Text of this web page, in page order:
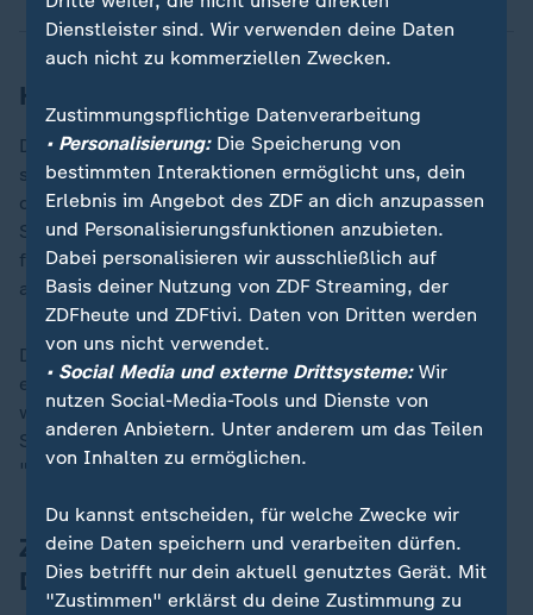
Haftbefehl könnte Reisen erschweren
Der IStGH hat keine eigene Polizei, um
seine Haftbefehle durchzusetzen, er ist deshalb auf
die Kooperation der 124 Mitgliedstaaten angewiesen.
Sie sind theoretisch verpflichtet, die Gesuchten
festzunehmen, sobald sie sich in ihrem Staatsgebiet
aufhalten.
Dies könnte Reisen von Netanjahu und Galant
erschweren. Der EU-Außenbeauftragte Josep Borrell
wies darauf hin, dass die Entscheidung des
Strafgerichtshofs für alle Vertragsstaaten bindend sei,
"also auch für alle EU-Mitgliedsstaaten".
ZDF-Korrespondent: "Riesiges
Dilemma" für Deutschland
Dienstleister sind. Wir verwenden deine Daten
auch nicht zu kommerziellen Zwecken.
Zustimmungspflichtige Datenverarbeitung
• Personalisierung:Die Speicherung von
bestimmten Interaktionen ermöglicht uns, dein
Erlebnis im Angebot des ZDF an dich anzupassen
und Personalisierungsfunktionen anzubieten.
Dabei personalisieren wir ausschließlich auf
Basis deiner Nutzung von ZDF Streaming, der
ZDFheute und ZDFtivi. Daten von Dritten werden
von uns nicht verwendet.
• Social Media und externe Drittsysteme:Wir
nutzen Social-Media-Tools und Dienste von
anderen Anbietern. Unter anderem um das Teilen
von Inhalten zu ermöglichen.
Du kannst entscheiden, für welche Zwecke wir
deine Daten speichern und verarbeiten dürfen.
Dies betrifft nur dein aktuell genutztes Gerät. Mit
"Zustimmen" erklärst du deine Zustimmung zu